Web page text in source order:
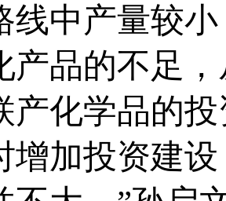
线中产量较
产品的不足
产化学品的
增加投资建